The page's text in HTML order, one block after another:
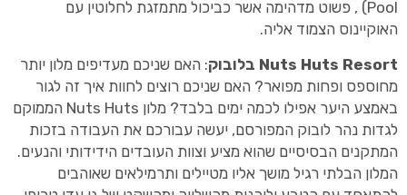
Pool) , פשוט מדהימה אשר כביכול מתמזגת לחלוטין עם
האוקיינוס הצמוד אליה.
Nuts Huts Resort בלובוק
: האם שניכם מעדיפים מלון יותר
מחוספס ופחות מפואר? האם שניכם רוצים לחוות איך זה לגור
באמצע היער אפילו לכמה ימים בלבד? מלון Nuts Huts הממוקם
לגדות נהר לובוק המפורסם, יעשה עבורכם את העבודה בזכות
המתקנים הבסיסיים שהוא מציע וצוות העובדים הידידותי והנעים.
המלון הבלתי רגיל מושך אליו מטיילים ותרמילאים שאוהבים